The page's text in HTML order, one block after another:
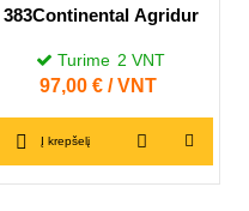
383Continental Agridur
Turime 2 VNT
Kaina
97,00 € / VNT
Į krepšelį